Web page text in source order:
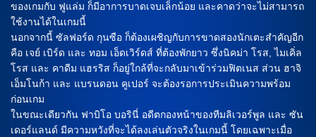
ของเกมกับ ฟูแล่ม ก็มีอาการบาดเจบเล็กน้อย และคาดว่าจะไม่สามารถ
ใช้งานได้ในเกมนี้
นอกจากนี้ ซัลฟอร์ด กุนซือ ก็ต้องเผชิญกับการขาดสองนักเตะสำคัญอีก
คือ เจย์ เบิร์ด และ ทอม เอ็ดเวิร์ดส์ ที่ต้องพักยาว ซึ่งนิคม่า โรส, ไมเคิ่ล
โรส และ คาดีม แฮรริส ก็อยู่ใกล้ที่จะกลับมาเข้าร่วมฟิตเนส ส่วน ฮาจิ
เอ็มโนก้า และ แบรนดอน คูเปอร์ จะต้องรอการประเมินความพร้อม
ก่อนเกม
ในขณะเดียวกัน ฟาบิโอ บอรินี่ อดีตกองหน้าของทีมลิเวอร์พูล และ ซัน
เดอร์แลนด์ มีความหวังที่จะได้ลงเล่นตัวจริงในเกมนี้ โดยเฉพาะเมื่อ